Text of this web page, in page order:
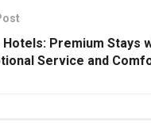
Hotels: Premium Stays
Service and